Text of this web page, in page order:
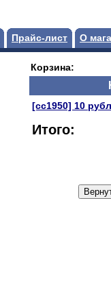
Прайс-лист О
Корзина:
[сс1950] 10
Итого: